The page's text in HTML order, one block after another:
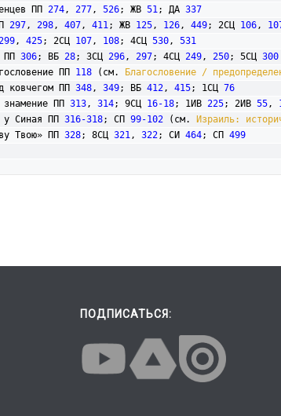
ПП 274, 277, 526; ЖВ 51; ДА 337
297, 298, 407, 411; ЖВ 125, 126, 449; 2СЦ 106,
, 425; 2СЦ 107, 108; 4СЦ 530, 531
306; ВБ 28; 3СЦ 296, 297; 4СЦ 249, 250; 5СЦ 300
ПП 118 (см. Благословение /
ковчегом ПП 348, 349; ВБ 412, 415; 1СЦ 76
ПП 313, 314; 9СЦ 16-18; 1ИВ 225; 2ИВ 55,
у Синая ПП 316-318; СП 99-102 (см. Израиль:
Твою» ПП 328; 8СЦ 321, 322; СИ 464; СП 499
ПОДПИСАТЬСЯ: